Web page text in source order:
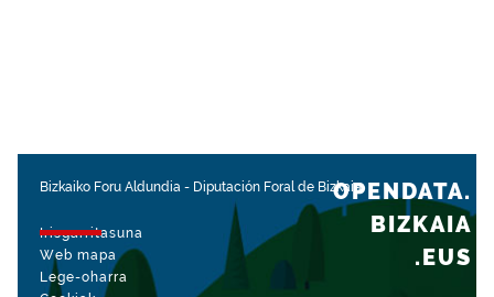
Bizkaiko Foru Aldundia - Diputación Foral de Bizkaia
Irisgarritasuna
Web mapa
Lege-oharra
OPENDATA.
BIZKAIA
.EUS